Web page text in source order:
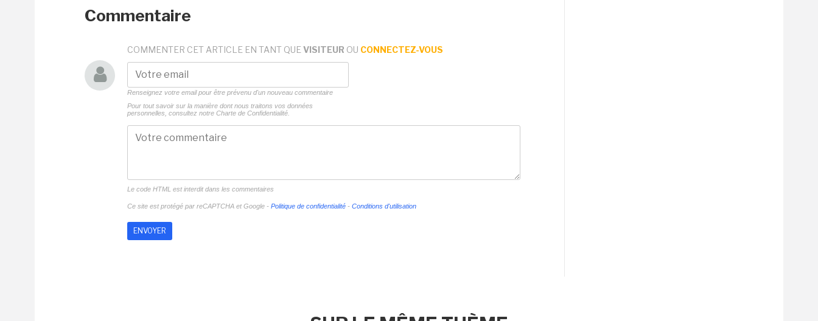
Commentaire
COMMENTER CET ARTICLE EN TANT QUE VISITEUR OU CONNECTEZ-VOUS
Renseignez votre email pour être prévenu d'un nouveau commentaire
Pour tout savoir sur la manière dont nous traitons vos données
personnelles, consultez notre Charte de Confidentialité.
Le code HTML est interdit dans les commentaires
Ce site est protégé par reCAPTCHA et Google - Politique de confidentialité - Conditions d'utilisation